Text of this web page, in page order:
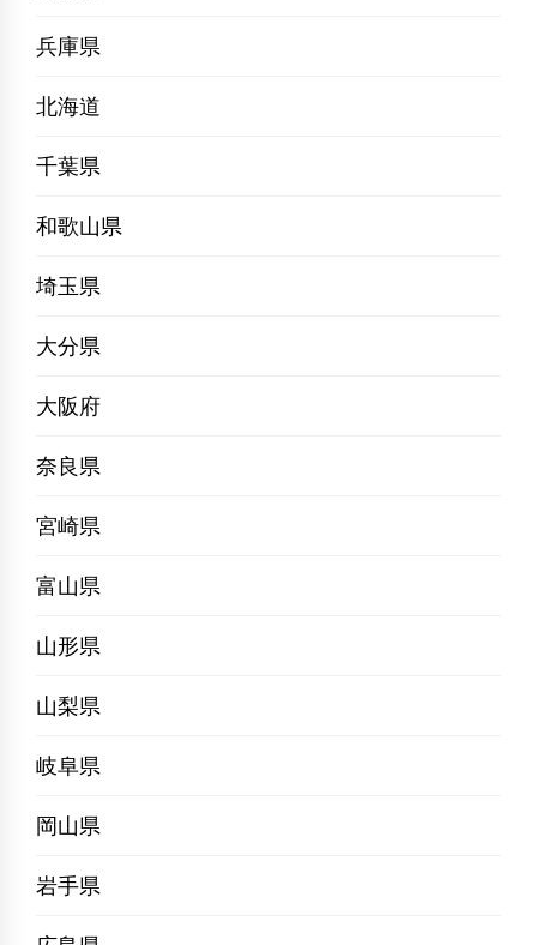
兵庫県
北海道
千葉県
和歌山県
埼玉県
大分県
大阪府
奈良県
宮崎県
富山県
山形県
山梨県
岐阜県
岡山県
岩手県